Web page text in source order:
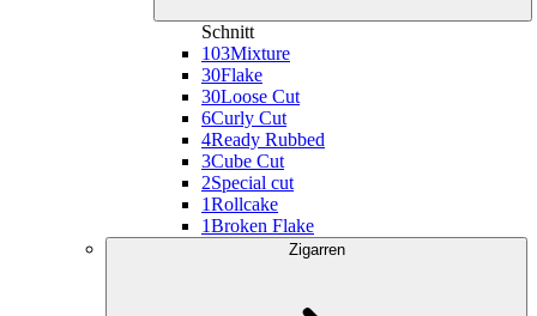
Schnitt
103Mixture
30Flake
30Loose Cut
6Curly Cut
4Ready Rubbed
3Cube Cut
2Special cut
1Rollcake
1Broken Flake
Zigarren